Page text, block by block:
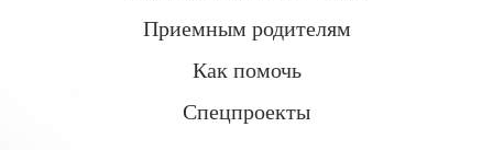
Приемным родителям
Как помочь
Спецпроекты